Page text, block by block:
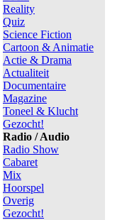
Reality
Quiz
Science Fiction
Cartoon & Animatie
Actie & Drama
Actualiteit
Documentaire
Magazine
Toneel & Klucht
Gezocht!
Radio / Audio
Radio Show
Cabaret
Mix
Hoorspel
Overig
Gezocht!